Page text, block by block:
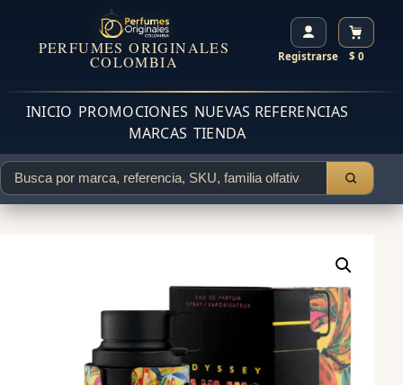
PERFUMES ORIGINALES
COLOMBIA Registrarse $ 0
INICIO PROMOCIONES NUEVAS REFERENCIAS
MARCAS TIENDA